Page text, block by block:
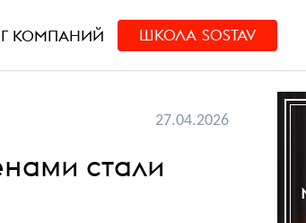
КОМПАНИЙ ШКОЛА SOSTAV
27.04.2026
стали